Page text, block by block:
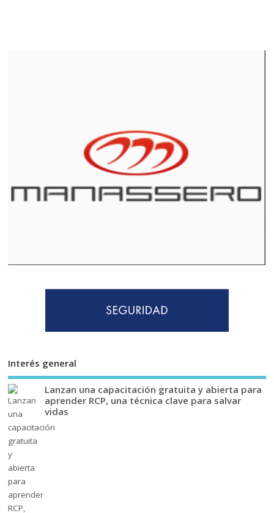
Interés general
Lanzan una capacitación gratuita y abierta para
aprender RCP, una técnica clave para salvar
vidas